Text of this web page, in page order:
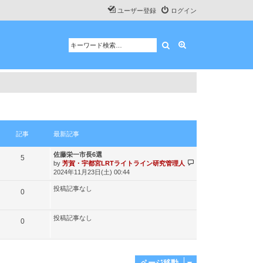
ログイン
ユーザー登録
検索
記事 最新記事
5記
最
新
記
佐藤栄一市長6選
by 芳賀・宇都宮LRTライトライン研究管理人
2024年11月23日(土) 00:44
0記
投稿記事なし
0記
投稿記事なし